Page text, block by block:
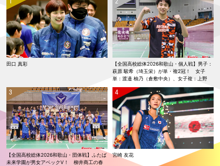
田口 真彩
【全国高校総体2026和歌山・個人戦】男子：
萩原 駿希（埼玉栄）が単・複2冠！ 女子
単：渡邉 柚乃（倉敷中央）、女子複：上野
覇！
【全国高校総体2026和歌山・団体戦】ふたば
未来学園が男女アベックV！ 柳井商工の春
宮崎 友花